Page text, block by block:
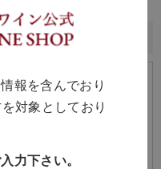
報を含んでおり
対象としており
力下さい。